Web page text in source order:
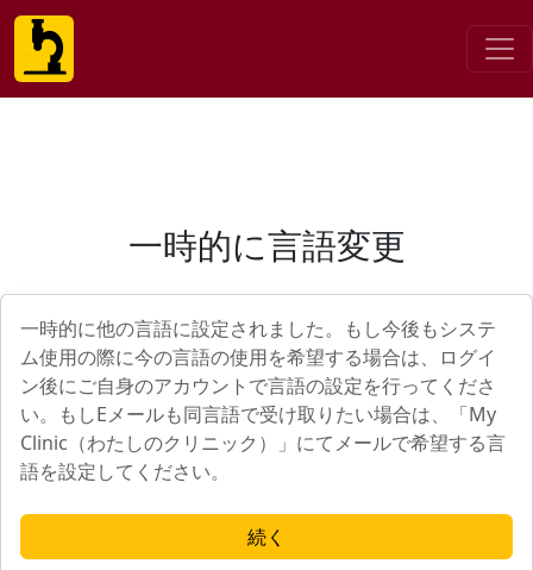
一時的に言語変更
一時的に他の言語に設定されました。もし今後もシステ
ム使用の際に今の言語の使用を希望する場合は、ログイ
ン後にご自身のアカウントで言語の設定を行ってくださ
い。もしEメールも同言語で受け取りたい場合は、「My
Clinic（わたしのクリニック）」にてメールで希望する言
語を設定してください。
続く